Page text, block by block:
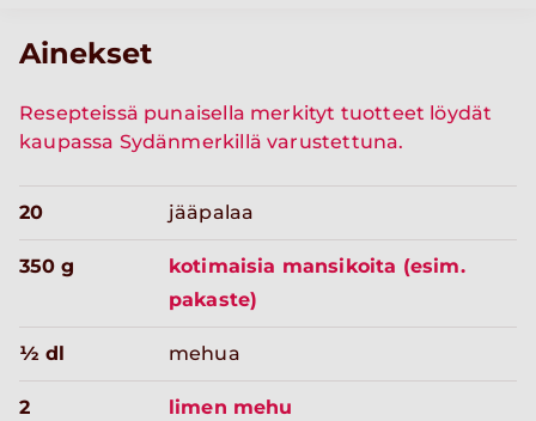
Ainekset
Resepteissä punaisella merkityt tuotteet löydät
kaupassa Sydänmerkillä varustettuna.
20 jääpalaa
350 g
kotimaisia mansikoita (esim.
pakaste)
½ dl mehua
2 limen mehu